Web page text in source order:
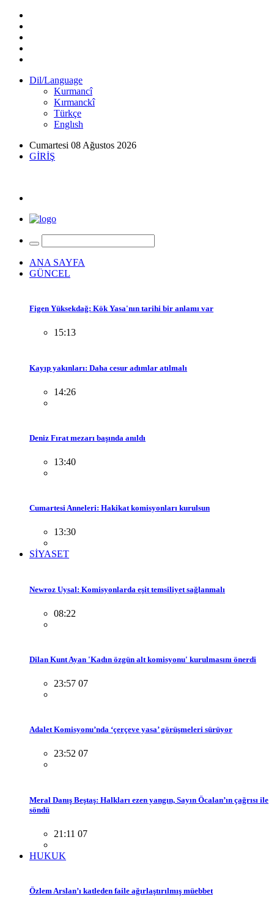
Dil/Language
Kurmancî
Kırmanckî
Türkçe
Englısh
Cumartesi 08 Ağustos 2026
GİRİŞ
ANA SAYFA
GÜNCEL
Figen Yüksekdağ: Kök Yasa'nın tarihi bir anlamı var
15:13
Kayıp yakınları: Daha cesur adımlar atılmalı
14:26
Deniz Fırat mezarı başında anıldı
13:40
Cumartesi Anneleri: Hakikat komisyonları kurulsun
13:30
SİYASET
Newroz Uysal: Komisyonlarda eşit temsiliyet sağlanmalı
08:22
Dilan Kunt Ayan 'Kadın özgün alt komisyonu' kurulmasını önerdi
23:57 07
Adalet Komisyonu’nda ‘çerçeve yasa’ görüşmeleri sürüyor
23:52 07
Meral Danış Beştaş: Halkları ezen yangın, Sayın Öcalan’ın çağrısı ile
söndü
21:11 07
HUKUK
Özlem Arslan’ı katleden faile ağırlaştırılmış müebbet